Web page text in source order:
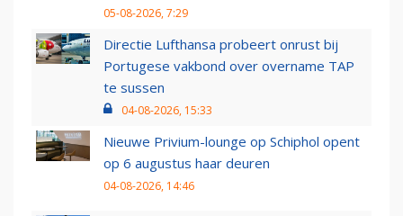
05-08-2026, 7:29
Directie Lufthansa probeert onrust bij
Portugese vakbond over overname TAP
te sussen
04-08-2026, 15:33
Nieuwe Privium-lounge op Schiphol opent
op 6 augustus haar deuren
04-08-2026, 14:46